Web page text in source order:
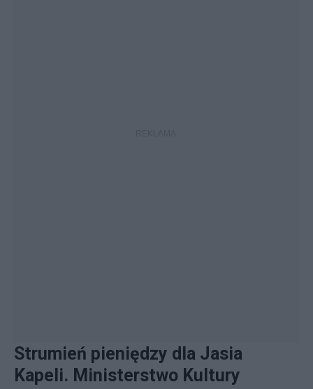
Strumień pieniędzy dla Jasia
Kapeli. Ministerstwo Kultury